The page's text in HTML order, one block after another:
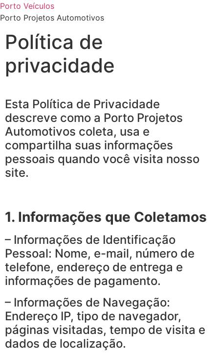
Porto Veículos
Porto Projetos Automotivos
Política de
privacidade
Esta Política de Privacidade
descreve como a Porto Projetos
Automotivos coleta, usa e
compartilha suas informações
pessoais quando você visita nosso
site.
1. Informações que Coletamos
– Informações de Identificação
Pessoal: Nome, e-mail, número de
telefone, endereço de entrega e
informações de pagamento.
– Informações de Navegação:
Endereço IP, tipo de navegador,
páginas visitadas, tempo de visita e
dados de localização.